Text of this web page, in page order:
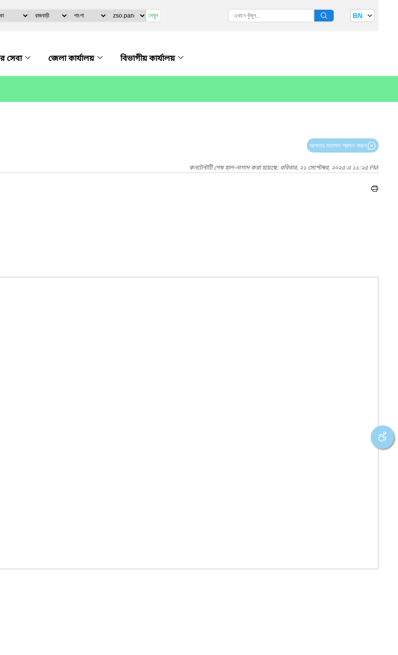
দেখুন BN
সেবা জেলা কার্যালয় বিভাগীয় কার্যালয়
আপনার মতামত প্রদান করুন
কনটেন্টটি শেষ হাল-নাগাদ করা হয়েছে: রবিবার, ২১ সেপ্টেম্বর, ২০২৫ এ ১১:২৫ PM